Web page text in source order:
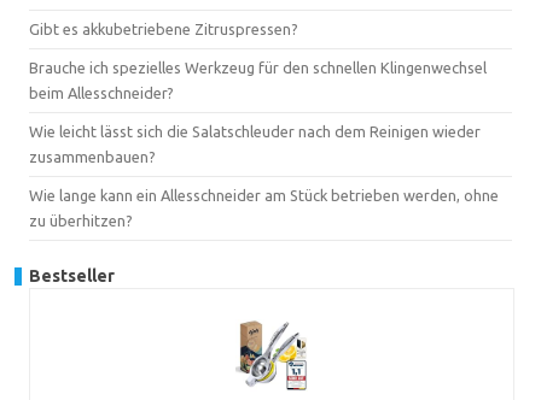
Gibt es akkubetriebene Zitruspressen?
Brauche ich spezielles Werkzeug für den schnellen Klingenwechsel
beim Allesschneider?
Wie leicht lässt sich die Salatschleuder nach dem Reinigen wieder
zusammenbauen?
Wie lange kann ein Allesschneider am Stück betrieben werden, ohne
zu überhitzen?
Bestseller